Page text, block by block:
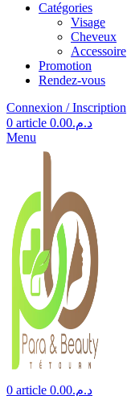
Catégories
Visage
Cheveux
Accessoire
Promotion
Rendez-vous
Connexion / Inscription
0 article د.م.0.00
Menu
0 article د.م.0.00